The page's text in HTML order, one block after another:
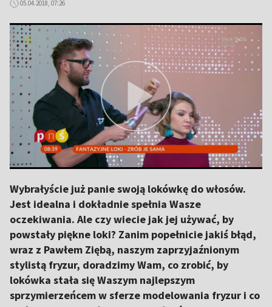
05.04.2018, 07:26
Wybrałyście już panie swoją lokówkę do włosów.
Jest idealna i dokładnie spełnia Wasze
oczekiwania. Ale czy wiecie jak jej używać, by
powstały piękne loki? Zanim popełnicie jakiś błąd,
wraz z Pawłem Ziębą, naszym zaprzyjaźnionym
stylistą fryzur, doradzimy Wam, co zrobić, by
lokówka stała się Waszym najlepszym
sprzymierzeńcem w sferze modelowania fryzur i co